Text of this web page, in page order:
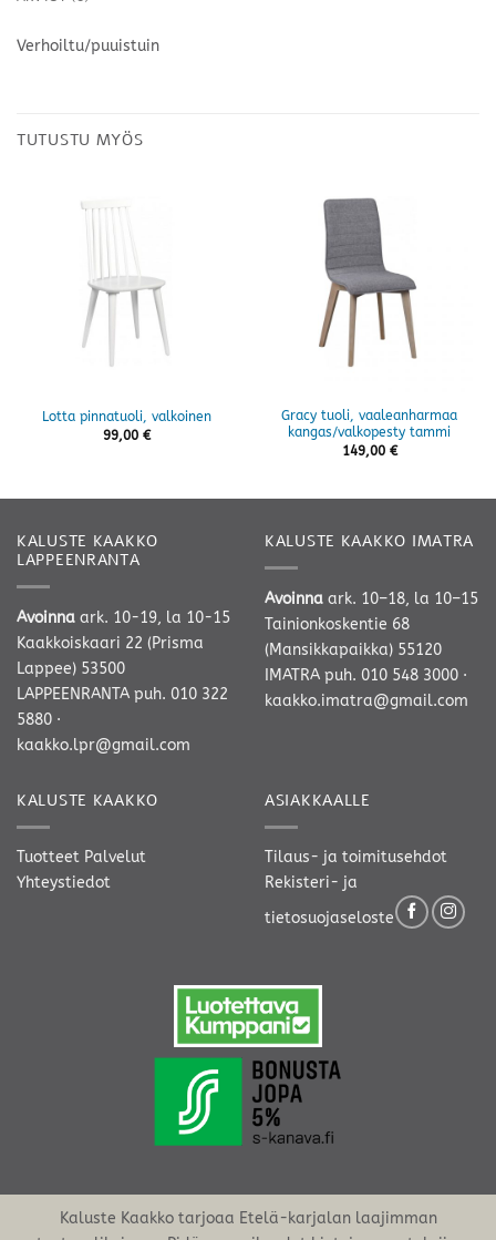
Verhoiltu/puuistuin
TUTUSTU MYÖS
Lotta pinnatuoli, valkoinen
99,00 €
Gracy tuoli, vaaleanharmaa
kangas/valkopesty tammi
149,00 €
KALUSTE KAAKKO
LAPPEENRANTA
Avoinna ark. 10-19, la 10-15
Kaakkoiskaari 22 (Prisma
Lappee) 53500
LAPPEENRANTA puh. 010 322
5880 ·
kaakko.lpr@gmail.com
KALUSTE KAAKKO IMATRA
Avoinna ark. 10–18, la 10–15
Tainionkoskentie 68
(Mansikkapaikka) 55120
IMATRA puh. 010 548 3000 ·
kaakko.imatra@gmail.com
KALUSTE KAAKKO
Tuotteet Palvelut
Yhteystiedot
ASIAKKAALLE
Tilaus- ja toimitusehdot
Rekisteri- ja
tietosuojaseloste
Kaluste Kaakko tarjoaa Etelä-karjalan laajimman